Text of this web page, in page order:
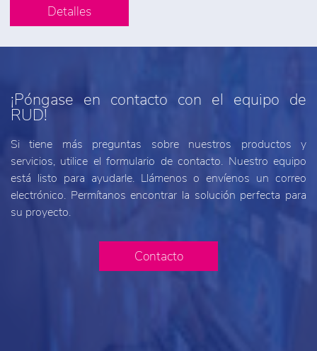
Detalles
¡Póngase en contacto con el equipo de
RUD!
Si tiene más preguntas sobre nuestros productos y
servicios, utilice el formulario de contacto. Nuestro equipo
está listo para ayudarle. Llámenos o envíenos un correo
electrónico. Permítanos encontrar la solución perfecta para
su proyecto.
Contacto